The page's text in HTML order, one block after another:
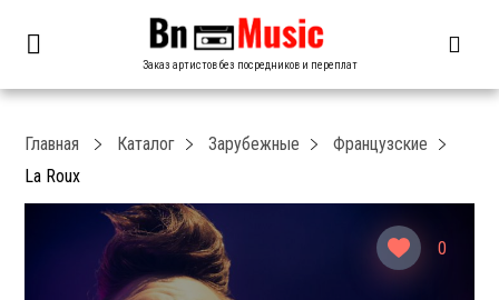
Заказ артистов без посредников и переплат
0
Главная Каталог Зарубежные
Французские
La Roux